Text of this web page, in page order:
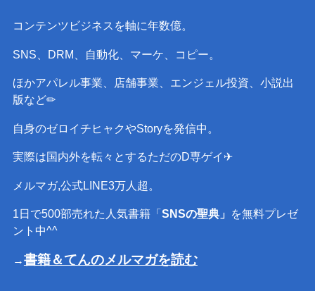
コンテンツビジネスを軸に年数億。
SNS、DRM、自動化、マーケ、コピー。
ほかアパレル事業、店舗事業、エンジェル投資、小説出
版など✏︎
自身のゼロイチヒャクやStoryを発信中。
実際は国内外を転々とするただのD専ゲイ✈︎
メルマガ,公式LINE3万人超。
1日で500部売れた人気書籍「SNSの聖典」
を無料プレゼ
ント中^^
→書籍＆てんのメルマガを読む